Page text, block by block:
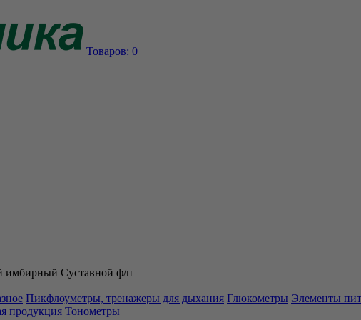
Товаров: 0
имбирный Суставной ф/п
Пикфлоуметры, тренажеры для дыхания Глюкометры Элементы
продукция Тонометры